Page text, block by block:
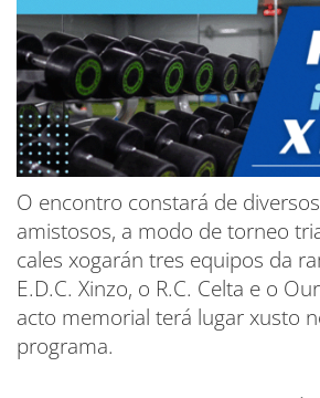
O encontro constará de
amistosos, a modo de torneo
cales xogarán tres equipos da
E.D.C. Xinzo, o R.C. Celta e o
acto memorial terá lugar xusto
programa.